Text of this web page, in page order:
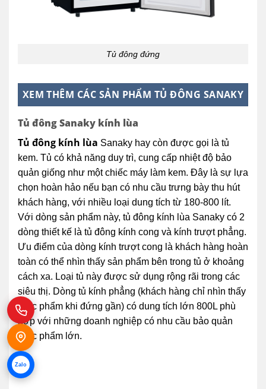
Tủ đông đứng
XEM THÊM CÁC SẢN PHẨM TỦ ĐÔNG SANAKY
Tủ đông Sanaky kính lùa
Tủ đông kính lùa Sanaky hay còn được gọi là tủ
kem. Tủ có khả năng duy trì, cung cấp nhiệt độ bảo
quản giống như một chiếc máy làm kem. Đây là sự lựa
chọn hoàn hảo nếu bạn có nhu cầu trưng bày thu hút
khách hàng, với nhiều loại dung tích từ 180-800 lít.
Với dòng sản phẩm này, tủ đông kính lùa Sanaky có 2
dòng thiết kế là tủ đông kính cong và kính trượt phẳng.
Ưu điểm của dòng kính trượt cong là khách hàng hoàn
toàn có thể nhìn thấy sản phẩm bên trong tủ ở khoảng
cách xa. Loại tủ này được sử dụng rộng rãi trong các
siêu thị. Dòng tủ kính phẳng (khách hàng chỉ nhìn thấy
thực phẩm khi đứng gần) có dung tích lớn 800L phù
hợp với những doanh nghiệp có nhu cầu bảo quản
thực phẩm lớn.
Zalo